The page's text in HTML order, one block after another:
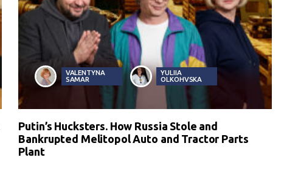
VALENTYNA
SAMAR
YULIIA
OLKOHVSKA
Putin’s Hucksters. How Russia Stole and
Bankrupted Melitopol Auto and Tractor Parts
Plant